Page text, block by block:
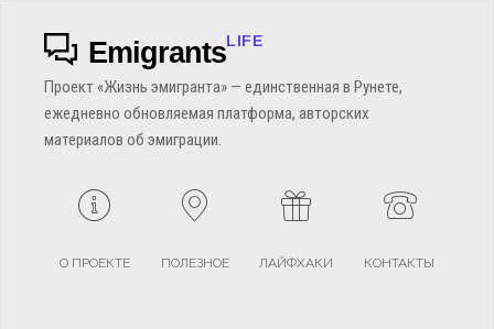
EmigrantsLIFE
Проект «Жизнь эмигранта» — единственная в Рунете,
ежедневно обновляемая платформа, авторских
материалов об эмиграции.
О ПРОЕКТЕ ПОЛЕЗНОЕ ЛАЙФХАКИ КОНТАКТЫ